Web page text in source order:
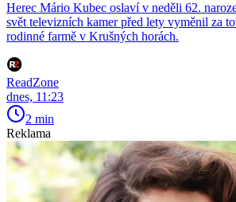
Herec Mário Kubec oslaví v neděli 62.
svět televizních kamer před lety vyměnil za
rodinné farmě v Krušných horách.
ReadZone
dnes, 11:23
2 min
Reklama